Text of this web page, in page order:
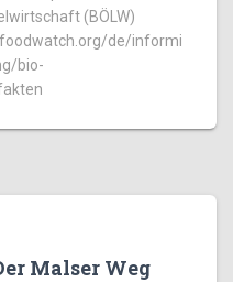
(BÖLW)
de/informi
bio-
Malser Weg